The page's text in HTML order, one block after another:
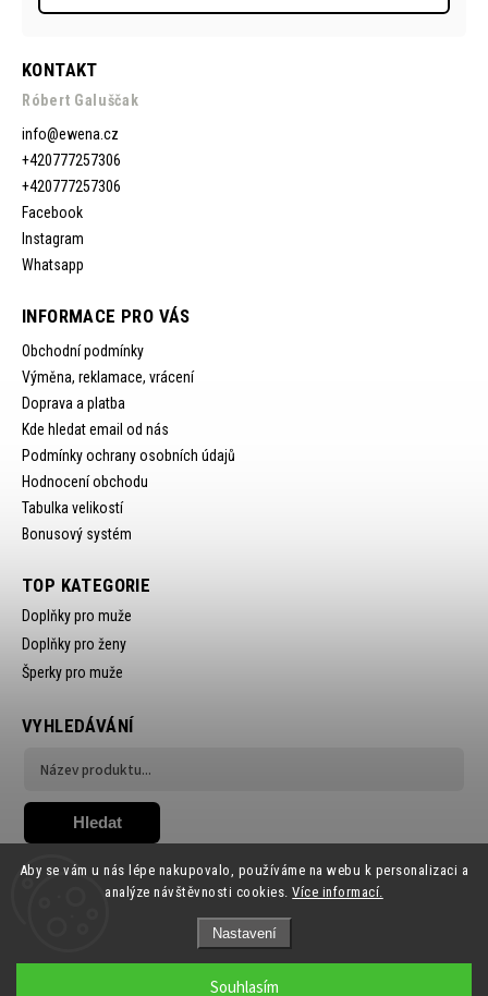
Aby se vám u nás lépe nakupovalo, používáme na webu k personalizaci a
analýze návštěvnosti cookies.Více informací.
Nastavení
Souhlasím
KONTAKT
Róbert Galuščak
info@ewena.cz
+420777257306
+420777257306
Facebook
Instagram
Whatsapp
INFORMACE PRO VÁS
Obchodní podmínky
Výměna, reklamace, vrácení
Doprava a platba
Kde hledat email od nás
Podmínky ochrany osobních údajů
Hodnocení obchodu
Tabulka velikostí
Bonusový systém
TOP KATEGORIE
Doplňky pro muže
Doplňky pro ženy
Šperky pro muže
VYHLEDÁVÁNÍ
Hledat
Ewena.CZ. Všechna práva vyhrazena.